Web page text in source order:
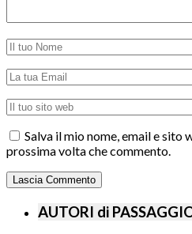
Salva il mio nome, email e sito
prossima volta che commento.
AUTORI di